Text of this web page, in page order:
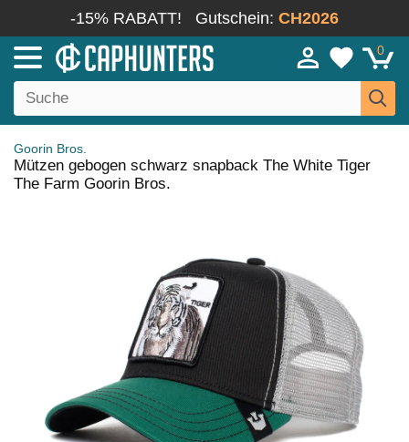
-15% RABATT! Gutschein: CH2026
0
Goorin Bros.
Mützen gebogen schwarz snapback The White Tiger
The Farm Goorin Bros.